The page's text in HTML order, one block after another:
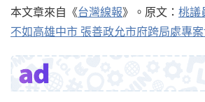
本文章來自《台灣線報》。原文： 桃議
不如高雄中市 張善政允市府跨局處專